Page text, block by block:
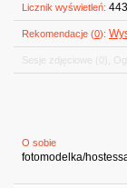
Licznik wyświetleń:
Rekomendacje (0):
Sesje zdjęciowe (0)
O sobie
fotomodelka/